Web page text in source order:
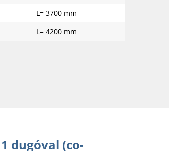
L= 3700 mm
L= 4200 mm
dugóval (co-